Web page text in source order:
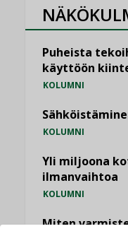
Puheista
käyttöön
KOLUMNI
KOLUMNI
Yli miljoona
ilmanvaihtoa
KOLUMNI
Miten